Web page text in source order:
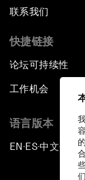
联系我们
快捷链接
论坛可持续性
工作机会
语言版本
EN ▪ES▪中文▪ 日本